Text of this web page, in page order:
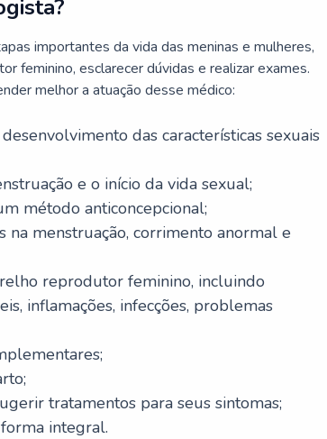
importantes da vida das meninas e mulheres,
feminino, esclarecer dúvidas e realizar exames.
melhor a atuação desse médico:
das características sexuais
e o início da vida sexual;
método anticoncepcional;
na menstruação, corrimento anormal e
reprodutor feminino, incluindo
inflamações, infecções, problemas
tratamentos para seus sintomas;
integral.